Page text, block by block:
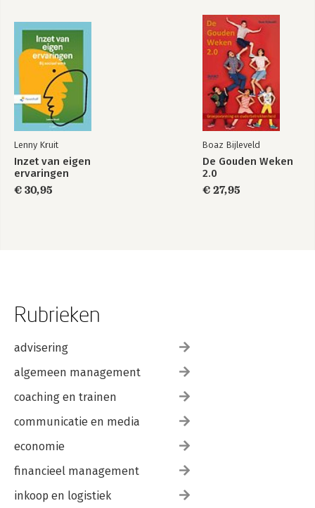
Lenny Kruit
Inzet van eigen
ervaringen
€ 30,95
Boaz Bijleveld
De Gouden Weken
2.0
€ 27,95
Rubrieken
advisering
algemeen management
coaching en trainen
communicatie en media
economie
financieel management
inkoop en logistiek